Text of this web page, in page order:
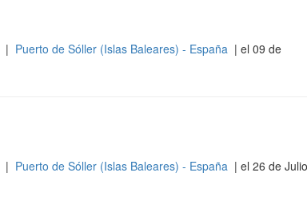
| Puerto de Sóller (Islas Baleares) - España | el 09 de
| Puerto de Sóller (Islas Baleares) - España | el 26 de Julio